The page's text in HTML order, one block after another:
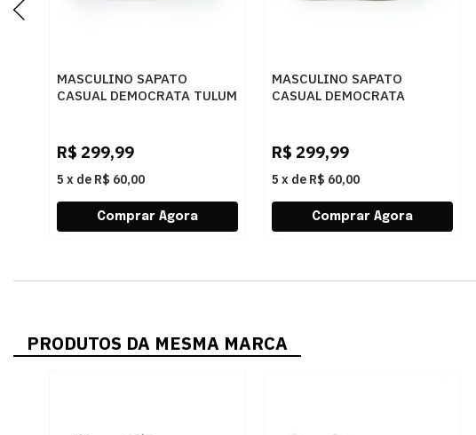
MASCULINO SAPATO
CASUAL DEMOCRATA TULUM
R$ 299,99
5 x de R$ 60,00
MASCULINO SAPATO
CASUAL DEMOCRATA
R$ 299,99
5 x de R$ 60,00
PRODUTOS DA MESMA MARCA